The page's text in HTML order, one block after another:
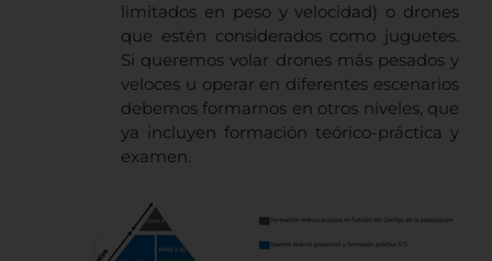
limitados en peso y velocidad) o drones
que estén considerados como juguetes.
Si queremos volar drones más pesados y
veloces u operar en diferentes escenarios
debemos formarnos en otros niveles, que
ya incluyen formación teórico-práctica y
examen.